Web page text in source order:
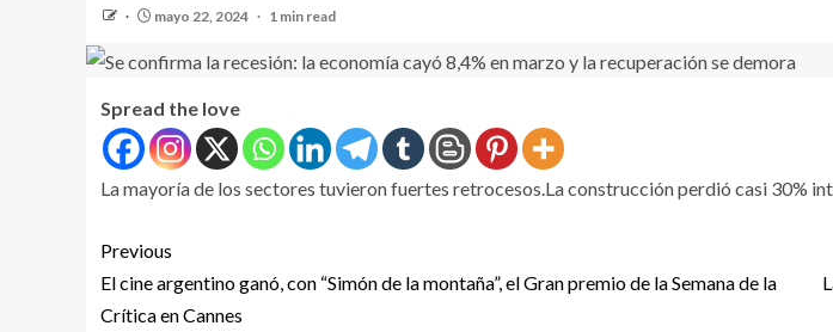
mayo 22, 2024 1 min read
Spread the love
La mayoría de los sectores tuvieron fuertes retrocesos.La construcción perdió casi 30%
Previous
El cine argentino ganó, con “Simón de la montaña”, el Gran premio de la Semana de la
Crítica en Cannes